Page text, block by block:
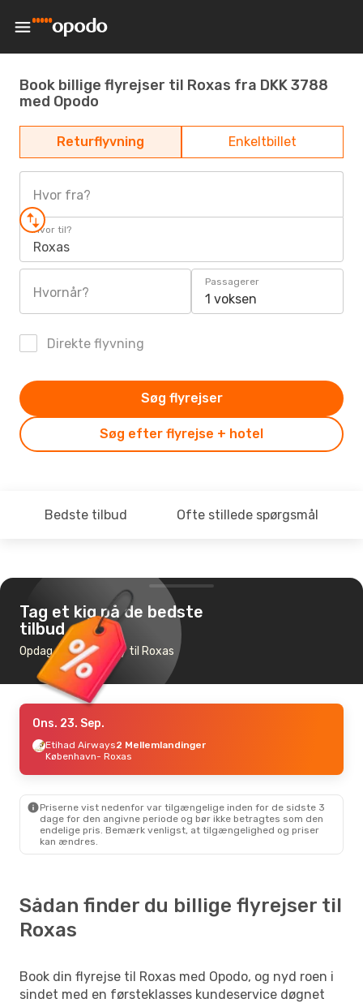
Book billige flyrejser til Roxas fra DKK 3788
med Opodo
Returflyvning Enkeltbillet
Hvor fra?
Hvor til?
Roxas
Hvornår?
Passagerer
1 voksen
Direkte flyvning
Søg efter flyrejse + hotel
Søg flyrejser
Bedste tilbud Ofte stillede spørgsmål
Tag et kig på de bedste
tilbud
Opdag de billigste fly til Roxas
Ons. 23. Sep.
Etihad Airways2 Mellemlandinger
København- Roxas
Priserne vist nedenfor var tilgængelige inden for de sidste 3
dage for den angivne periode og bør ikke betragtes som den
endelige pris. Bemærk venligst, at tilgængelighed og priser
kan ændres.
Sådan finder du billige flyrejser til
Roxas
Book din flyrejse til Roxas med Opodo, og nyd roen i
sindet med en førsteklasses kundeservice døgnet